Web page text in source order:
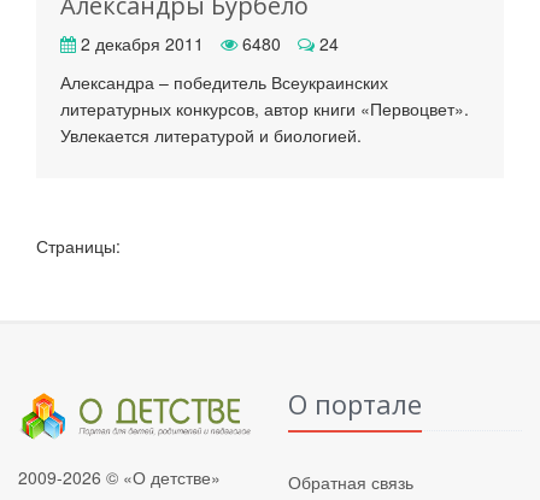
2 декабря 2011 6480
24
Александра – победитель Всеукраинских
литературных конкурсов, автор книги «Первоцвет».
Увлекается литературой и биологией.
Страницы:
2009-2026 © «О детстве»
О портале
Обратная связь